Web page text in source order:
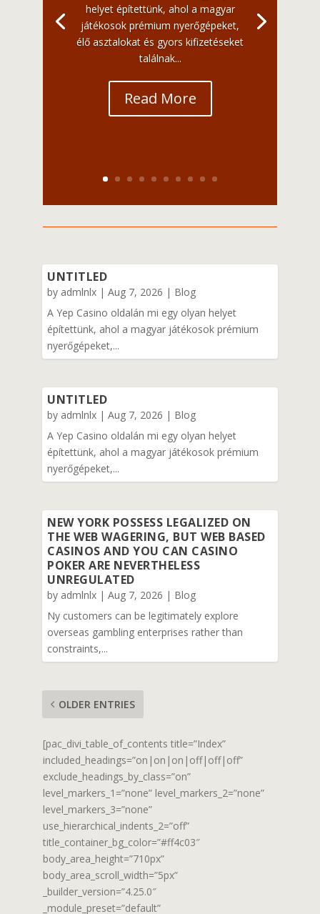
helyet építettünk, ahol a magyar
játékosok prémium nyerőgépeket,
élő asztalokat és gyors kifizetéseket
találnak...
Read More
UNTITLED
by admlnlx |Aug 7, 2026 | Blog
A Yep Casino oldalán mi egy olyan helyet
építettünk, ahol a magyar játékosok prémium
nyerőgépeket,...
UNTITLED
by admlnlx |Aug 7, 2026 | Blog
A Yep Casino oldalán mi egy olyan helyet
építettünk, ahol a magyar játékosok prémium
nyerőgépeket,...
NEW YORK POSSESS LEGALIZED ON
THE WEB WAGERING, BUT WEB BASED
CASINOS AND YOU CAN CASINO
POKER ARE NEVERTHELESS
UNREGULATED
by admlnlx |Aug 7, 2026 | Blog
Ny customers can be legitimately explore
overseas gambling enterprises rather than
constraints,...
OLDER ENTRIES
[pac_divi_table_of_contents title=”Index”
included_headings=”on|on|on|off|off|off”
exclude_headings_by_class=”on”
level_markers_1=”none” level_markers_2=”none”
level_markers_3=”none”
use_hierarchical_indents_2=”off”
title_container_bg_color=”#ff4c03″
body_area_height=”710px”
body_area_scroll_width=”5px”
_builder_version=”4.25.0″
_module_preset=”default”